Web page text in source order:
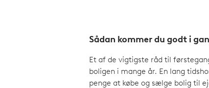
Sådan kommer du godt i
Et af de vigtigste råd til
boligen i mange år. En lang
penge at købe og sælge bolig til